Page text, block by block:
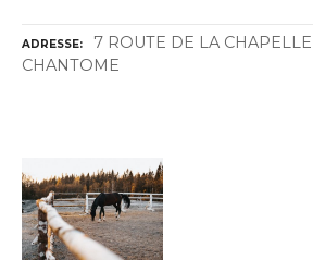
ADRESSE
7 ROUTE DE LA
CHANTOME